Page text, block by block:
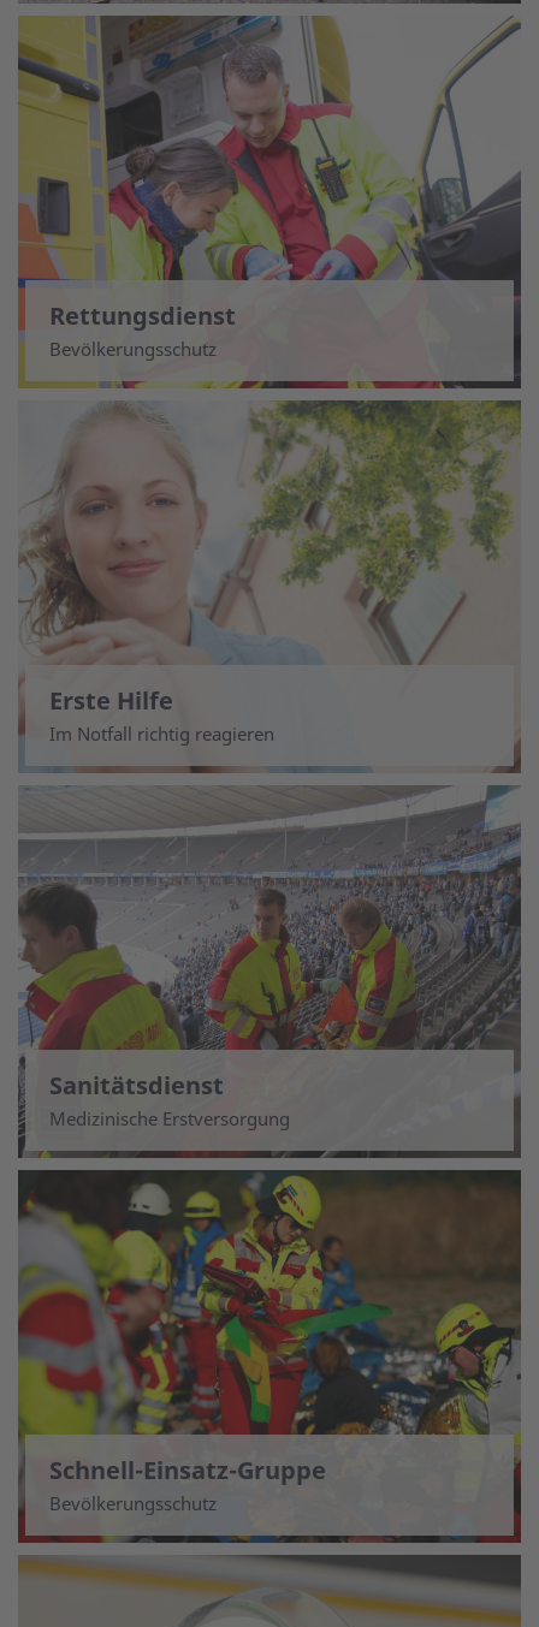
Rettungsdienst
Bevölkerungsschutz
Erste Hilfe
Im Notfall richtig reagieren
Sanitätsdienst
Medizinische Erstversorgung
Schnell-Einsatz-Gruppe
Bevölkerungsschutz